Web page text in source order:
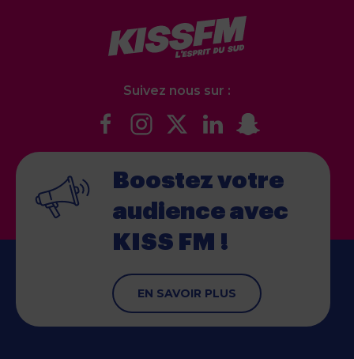
Suivez nous sur :
Boostez votre
audience avec
KISS FM !
EN SAVOIR PLUS